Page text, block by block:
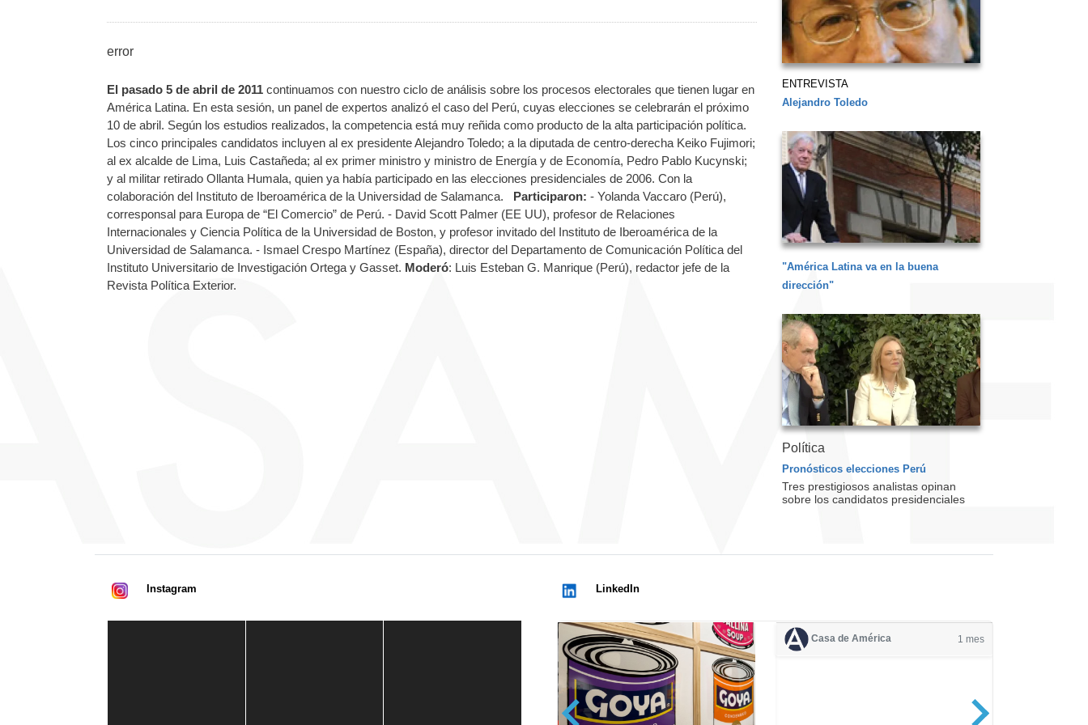
error
El pasado 5 de abril de 2011 continuamos con nuestro ciclo de análisis sobre los procesos electorales que tienen lugar en
América Latina. En esta sesión, un panel de expertos analizó el caso del Perú, cuyas elecciones se celebrarán el próximo
10 de abril. Según los estudios realizados, la competencia está muy reñida como producto de la alta participación política.
Los cinco principales candidatos incluyen al ex presidente Alejandro Toledo; a la diputada de centro-derecha Keiko Fujimori;
al ex alcalde de Lima, Luis Castañeda; al ex primer ministro y ministro de Energía y de Economía, Pedro Pablo Kucynski;
y al militar retirado Ollanta Humala, quien ya había participado en las elecciones presidenciales de 2006. Con la
colaboración del Instituto de Iberoamérica de la Universidad de Salamanca. Participaron: - Yolanda Vaccaro (Perú),
corresponsal para Europa de “El Comercio” de Perú. - David Scott Palmer (EE UU), profesor de Relaciones
Internacionales y Ciencia Política de la Universidad de Boston, y profesor invitado del Instituto de Iberoamérica de la
Universidad de Salamanca. - Ismael Crespo Martínez (España), director del Departamento de Comunicación Política del
Instituto Universitario de Investigación Ortega y Gasset. Moderó: Luis Esteban G. Manrique (Perú), redactor jefe de la
Revista Política Exterior.
ENTREVISTA
Alejandro Toledo
"América Latina va en la buena
dirección"
Política
Pronósticos elecciones Perú
Tres prestigiosos analistas opinan
sobre los candidatos presidenciales
Instagram LinkedIn
Casa de América 1 mes